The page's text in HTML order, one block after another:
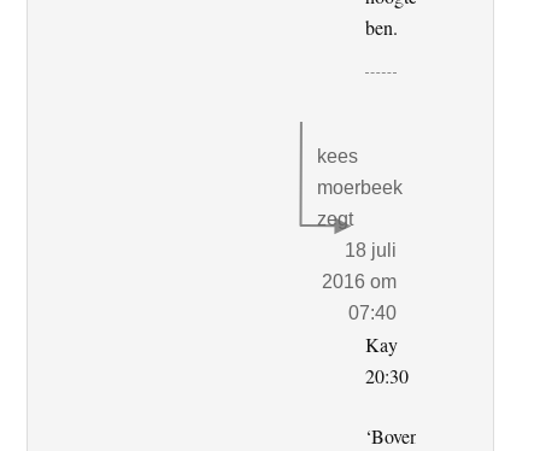
ben.
kees
moerbeek
zegt
18 juli
2016 om
07:40
Kay
20:30
‘Bovendien